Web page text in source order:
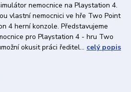
nemocnice na Playstation 4.
vlastní nemocnici ve hře Two Point
4 herní konzole. Představujeme
pro Playstation 4 - hru Two
okusit práci ředitel... celý popis